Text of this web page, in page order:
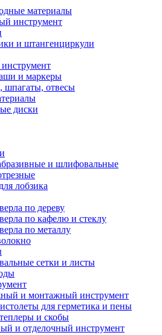
материалы
инструмент
и штангенциркули
и маркеры
отвесы
диски
и шлифовальные
лобзика
по дереву
по кафелю и стеклу
по металлу
сетки и листы
и монтажный инструмент
для герметика и пены
и скобы
и отделочный инструмент